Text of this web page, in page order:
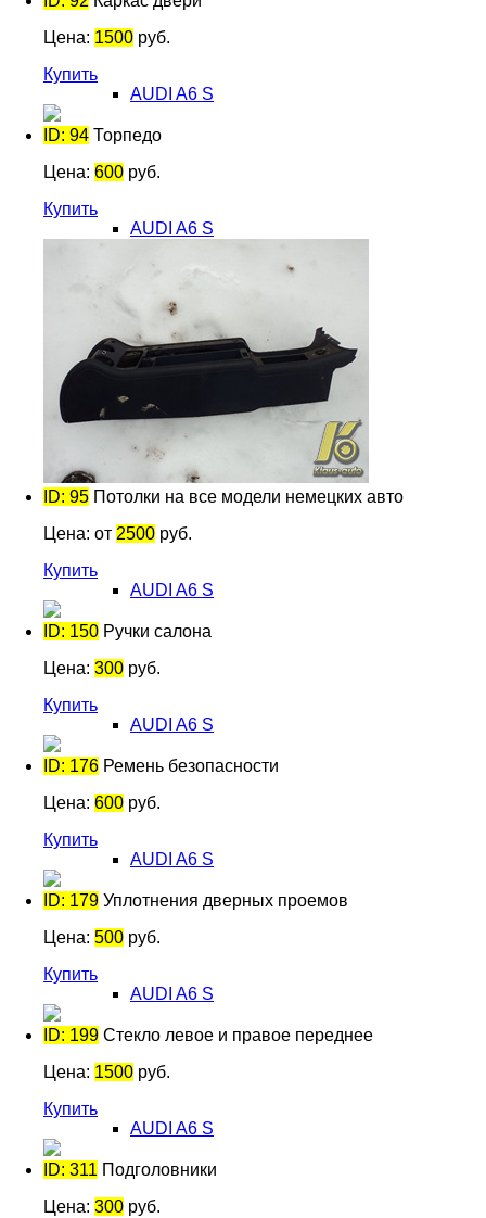
Цена: 1500 руб.
Купить
AUDI A6 S
ID: 94 Торпедо
Цена: 600 руб.
Купить
AUDI A6 S
ID: 95 Потолки на все модели немецких авто
Цена: от 2500 руб.
Купить
AUDI A6 S
ID: 150 Ручки салона
Цена: 300 руб.
Купить
AUDI A6 S
ID: 176 Ремень безопасности
Цена: 600 руб.
Купить
AUDI A6 S
ID: 179 Уплотнения дверных проемов
Цена: 500 руб.
Купить
AUDI A6 S
ID: 199 Стекло левое и правое переднее
Цена: 1500 руб.
Купить
AUDI A6 S
ID: 311 Подголовники
Цена: 300 руб.